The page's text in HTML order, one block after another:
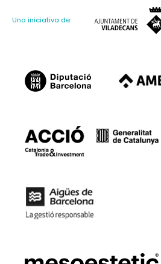
Una iniciativa de: